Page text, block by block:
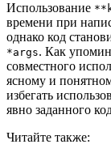
Использование
времени при
однако код
*args. Как
совместного
ясному и
избегать
явно заданного
Читайте также: